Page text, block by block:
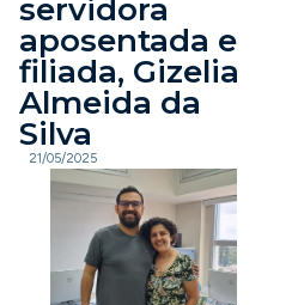
servidora
aposentada e
filiada, Gizelia
Almeida da
Silva
21/05/2025